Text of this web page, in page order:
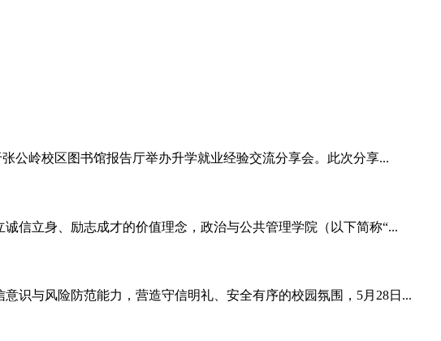
公岭校区图书馆报告厅举办升学就业经验交流分享会。此次分享...
信立身、励志成才的价值理念，政治与公共管理学院（以下简称“...
识与风险防范能力，营造守信明礼、安全有序的校园氛围，5月28日...